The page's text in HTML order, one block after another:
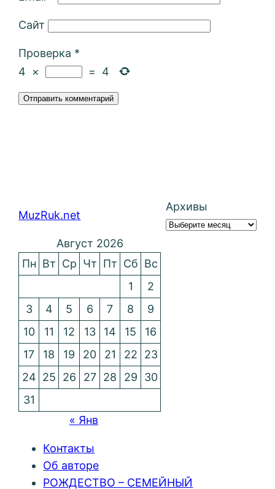
Сайт
Проверка *
4
× = 4
MuzRuk.net
Архивы
Август 2026
Пн Вт Ср Чт Пт Сб Вс
1
2
3
4 5 6 7 8
9
10
11 12 13 14 15
16
17
18 19 20 21 22
23
24 25 26 27 28 29
30
31
« Янв
Контакты
Об авторе
РОЖДЕСТВО – СЕМЕЙНЫЙ